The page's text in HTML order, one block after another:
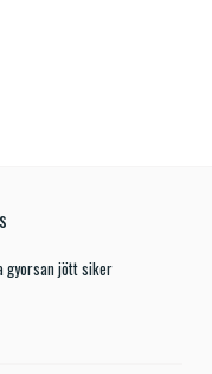
gyorsan jött siker